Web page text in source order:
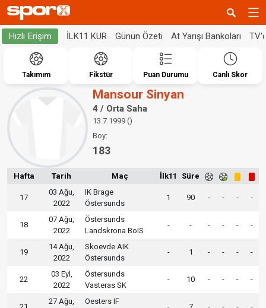
Hızlı Erişim İLK11 KUR Günün Özeti At Yarışı Bankoları
Takımım Fikstür Puan Durumu Canlı Skor
Mansour Sinyan
4 / Orta Saha
13.7.1999 ()
Boy:
183
Hafta Tarih Maç İlk11 Süre
17
03 Ağu,
2022
IK Brage
Östersunds
1 90 - - - -
18
07 Ağu,
2022
Östersunds
Landskrona BoIS
- - - - - -
19
14 Ağu,
2022
Skoevde AIK
Östersunds
- 1 - - - -
22
03 Eyl,
2022
Östersunds
Vasteras SK
- 10 - - - -
27 Ağu,
Oesters IF